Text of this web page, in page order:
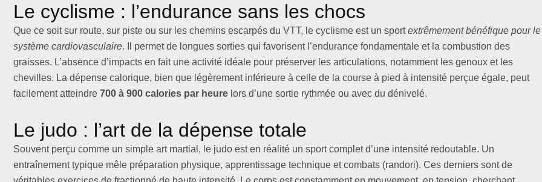
Le cyclisme : l’endurance sans les chocs
Que ce soit sur route, sur piste ou sur les chemins escarpés du VTT, le cyclisme est un sportextrêmement bénéfique pour le
système cardiovasculaire. Il permet de longues sorties qui favorisent l’endurance fondamentale et la combustion des
graisses. L’absence d’impacts en fait une activité idéale pour préserver les articulations, notamment les genoux et les
chevilles. La dépense calorique, bien que légèrement inférieure à celle de la course à pied à intensité perçue égale, peut
facilement atteindre 700 à 900 calories par heure lors d’une sortie rythmée ou avec du dénivelé.
Le judo : l’art de la dépense totale
Souvent perçu comme un simple art martial, le judo est en réalité un sport complet d’une intensité redoutable. Un
entraînement typique mêle préparation physique, apprentissage technique et combats (randori). Ces derniers sont de